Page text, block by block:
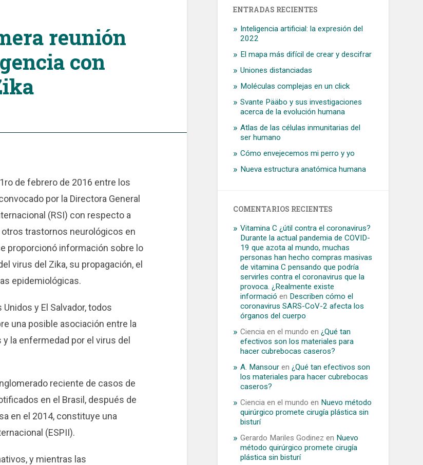
reunión
con
de febrero de 2016 entre los
por la Directora General
(RSI) con respecto a
trastornos neurológicos en
proporcionó información sobre lo
virus del Zika, su propagación, el
epidemiológicas.
y El Salvador, todos
una posible asociación entre la
la enfermedad por el virus del
reciente de casos de
en el Brasil, después de
en el 2014, constituye una
(ESPII).
y mientras las
ENTRADAS RECIENTES
Inteligencia artificial: la expresión del
2022
El mapa más difícil de crear y descifrar
Uniones distanciadas
Moléculas complejas en un click
Svante Pääbo y sus investigaciones
acerca de la evolución humana
Atlas de las células inmunitarias del
ser humano
Cómo envejecemos mi perro y yo
Nueva estructura anatómica humana
COMENTARIOS RECIENTES
Vitamina C ¿útil contra el coronavirus?
Durante la actual pandemia de COVID-
19 que azota al mundo, muchas
personas han hecho compras masivas
de vitamina C pensando que podría
servirles contra el coronavirus que la
provoca. ¿Realmente existe
informació en Describen cómo el
coronavirus SARS-CoV-2 afecta los
órganos del cuerpo
Ciencia en el mundo en¿Qué tan
efectivos son los materiales para
hacer cubrebocas caseros?
A. Mansour en¿Qué tan efectivos son
los materiales para hacer cubrebocas
caseros?
Ciencia en el mundo en Nuevo método
quirúrgico promete cirugía plástica sin
bisturí
Gerardo Mariles Godinez en Nuevo
método quirúrgico promete cirugía
plástica sin bisturí